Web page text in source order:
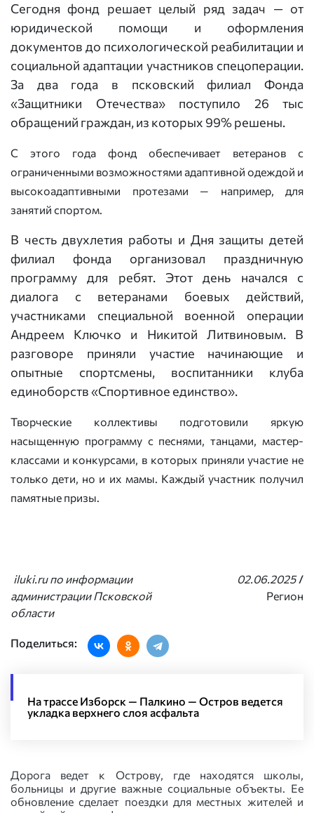
Сегодня фонд решает целый ряд задач — от
юридической помощи и оформления
документов до психологической реабилитации и
социальной адаптации участников спецоперации.
За два года в псковский филиал Фонда
«Защитники Отечества» поступило 26 тыс
обращений граждан, из которых 99% решены.
С этого года фонд обеспечивает ветеранов с
ограниченными возможностями адаптивной одеждой и
высокоадаптивными протезами — например, для
занятий спортом.
В честь двухлетия работы и Дня защиты детей
филиал фонда организовал праздничную
программу для ребят. Этот день начался с
диалога с ветеранами боевых действий,
участниками специальной военной операции
Андреем Ключко и Никитой Литвиновым. В
разговоре приняли участие начинающие и
опытные спортсмены, воспитанники клуба
единоборств «Спортивное единство».
Творческие коллективы подготовили яркую
насыщенную программу с песнями, танцами, мастер-
классами и конкурсами, в которых приняли участие не
только дети, но и их мамы. Каждый участник получил
памятные призы.
iluki.ru по информации
администрации Псковской
области
02.06.2025 /
Регион
Поделиться:
На трассе Изборск — Палкино — Остров ведется
укладка верхнего слоя асфальта
Дорога ведет к Острову, где находятся школы,
больницы и другие важные социальные объекты. Ее
обновление сделает поездки для местных жителей и